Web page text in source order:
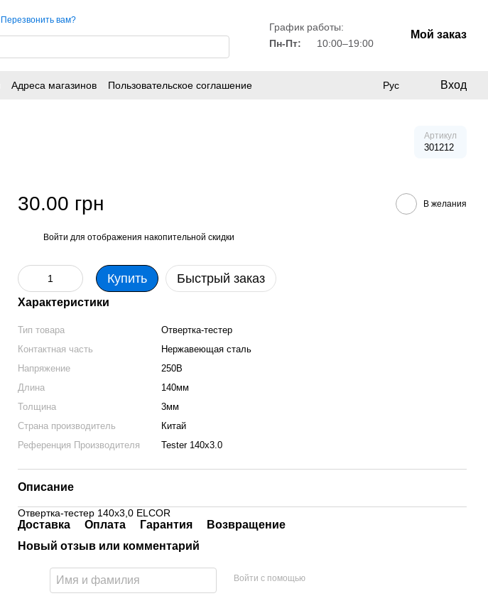
Перезвонить вам?
График работы:
Пн-Пт:
10:00–19:00
Мой заказ
Адреса магазинов Пользовательское соглашение Рус Вход
Артикул
301212
30.00 грн В желания
Войти для отображения накопительной скидки
Купить Быстрый заказ
Характеристики
Тип товара
Отвертка-тестер
Контактная часть
Нержавеющая сталь
Напряжение
250В
Длина
140мм
Толщина
3мм
Страна производитель
Китай
Референция Производителя
Tester 140х3.0
Описание
Отвертка-тестер 140х3,0 ELCOR
Доставка Оплата Гарантия
Возвращение
Новый отзыв или комментарий
Войти с помощью